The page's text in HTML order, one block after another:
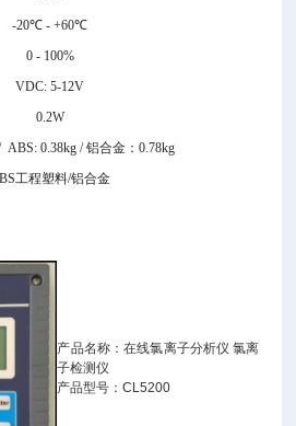
-20℃ - +60℃
0 - 100%
VDC: 5-12V
0.2W
ABS: 0.38kg / 铝合金：0.78kg
工程塑料/铝合金
产品名称：在线氯离子分析仪 氯离
子检测仪
产品型号：CL5200